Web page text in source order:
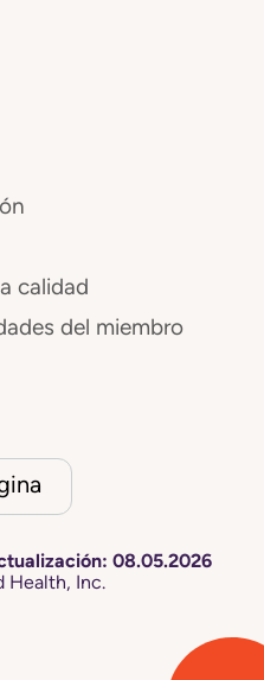
calidad
del miembro
08.05.2026
Health, Inc.